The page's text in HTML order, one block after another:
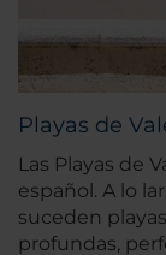
Playas de
Las Playas de
español. A lo
suceden
profundas,